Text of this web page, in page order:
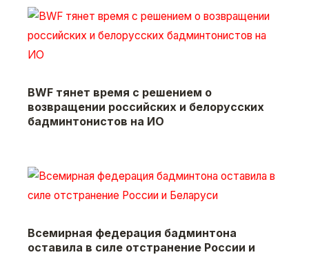
BWF тянет время с решением о
возвращении российских и белорусских
бадминтонистов на ИО
Всемирная федерация бадминтона
оставила в силе отстранение России и